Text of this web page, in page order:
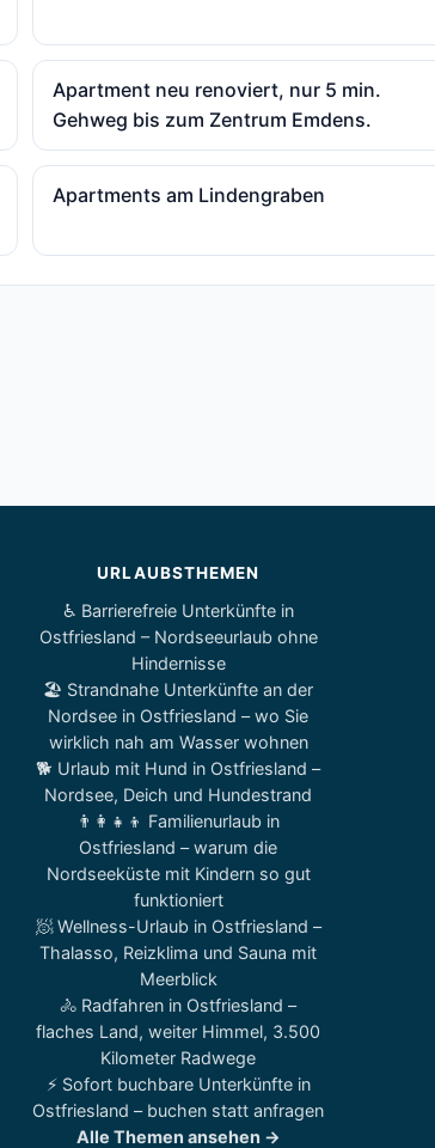
Apartment neu renoviert, nur 5 min.
Gehweg bis zum Zentrum Emdens.
Apartments am Lindengraben
URLAUBSTHEMEN
♿ Barrierefreie Unterkünfte in
Ostfriesland – Nordseeurlaub ohne
Hindernisse
🏖️ Strandnahe Unterkünfte an der
Nordsee in Ostfriesland – wo Sie
wirklich nah am Wasser wohnen
🐕 Urlaub mit Hund in Ostfriesland –
Nordsee, Deich und Hundestrand
👨‍👩‍👧‍👦 Familienurlaub in
Ostfriesland – warum die
Nordseeküste mit Kindern so gut
funktioniert
🧖 Wellness-Urlaub in Ostfriesland –
Thalasso, Reizklima und Sauna mit
Meerblick
🚴 Radfahren in Ostfriesland –
flaches Land, weiter Himmel, 3.500
Kilometer Radwege
⚡ Sofort buchbare Unterkünfte in
Ostfriesland – buchen statt anfragen
Alle Themen ansehen →